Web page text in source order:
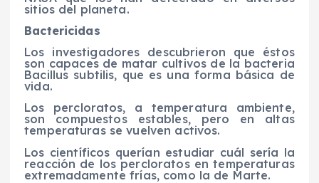
sitios del planeta.
Bactericidas
Los investigadores descubrieron que éstos
son capaces de matar cultivos de la bacteria
Bacillus subtilis, que es una forma básica de
vida.
Los percloratos, a temperatura ambiente,
son compuestos estables, pero en altas
temperaturas se vuelven activos.
Los científicos querían estudiar cuál sería la
reacción de los percloratos en temperaturas
extremadamente frías, como la de Marte.